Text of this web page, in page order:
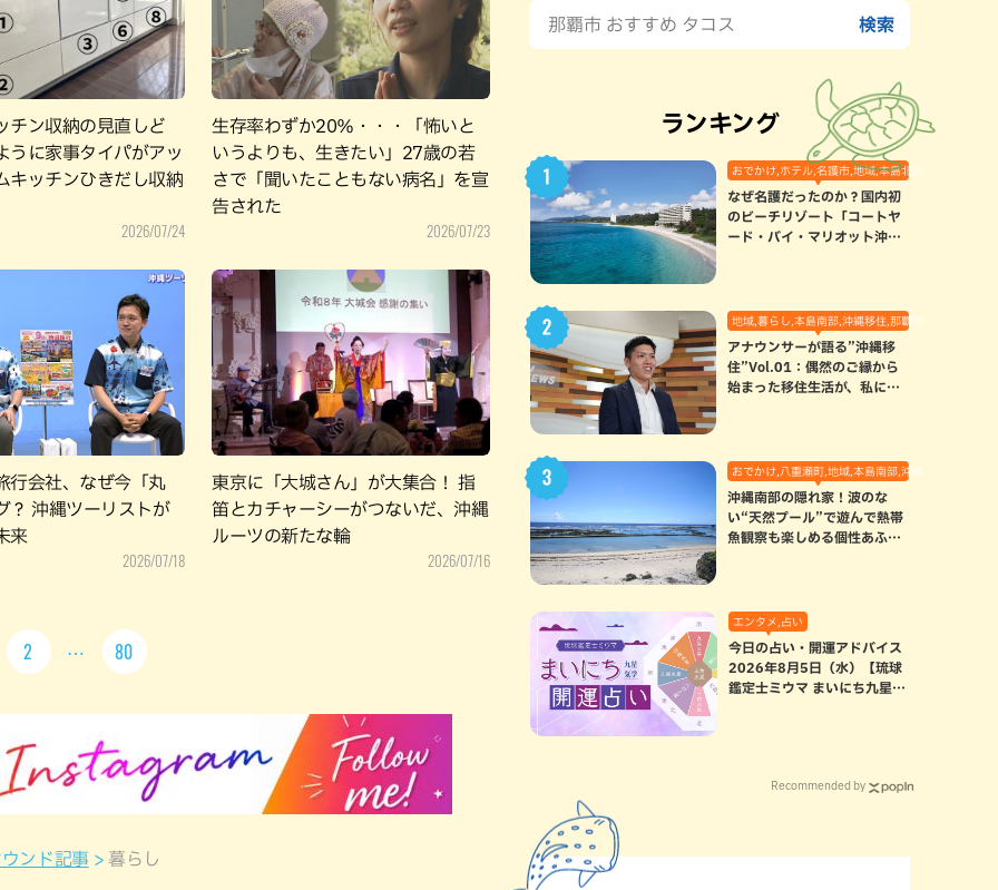
チン収納の見直しど
うに家事タイパがアッ
キッチンひきだし収納
2026/07/24
生存率わずか20％・・・「怖いと
いうよりも、生きたい」27歳の若
さで「聞いたこともない病名」を宣
告された
2026/07/23
行会社、なぜ今「丸
？ 沖縄ツーリストが
来
2026/07/18
東京に「大城さん」が大集合！ 指
笛とカチャーシーがつないだ、沖縄
ルーツの新たな輪
2026/07/16
2 80
ンド記事 暮らし
ランキング
おでかけ,ホテル,名護市,地域,本島北部
なぜ名護だったのか？国内初
のビーチリゾート「コートヤ
ード・バイ・マリオット沖縄
地域,暮らし,本島南部,沖縄移住,那覇市
アナウンサーが語る”沖縄移
住”Vol.01：偶然のご縁から
始まった移住生活が、私にと
おでかけ,八重瀬町,地域,本島南部,沖縄の海,自然
沖縄南部の隠れ家！波のな
い“天然プール”で遊んで熱帯
魚観察も楽しめる個性あふれ
エンタメ,占い
今日の占い・開運アドバイス
2026年8月5日（水）【琉球
鑑定士ミウマ まいにち九星気
Recommended by